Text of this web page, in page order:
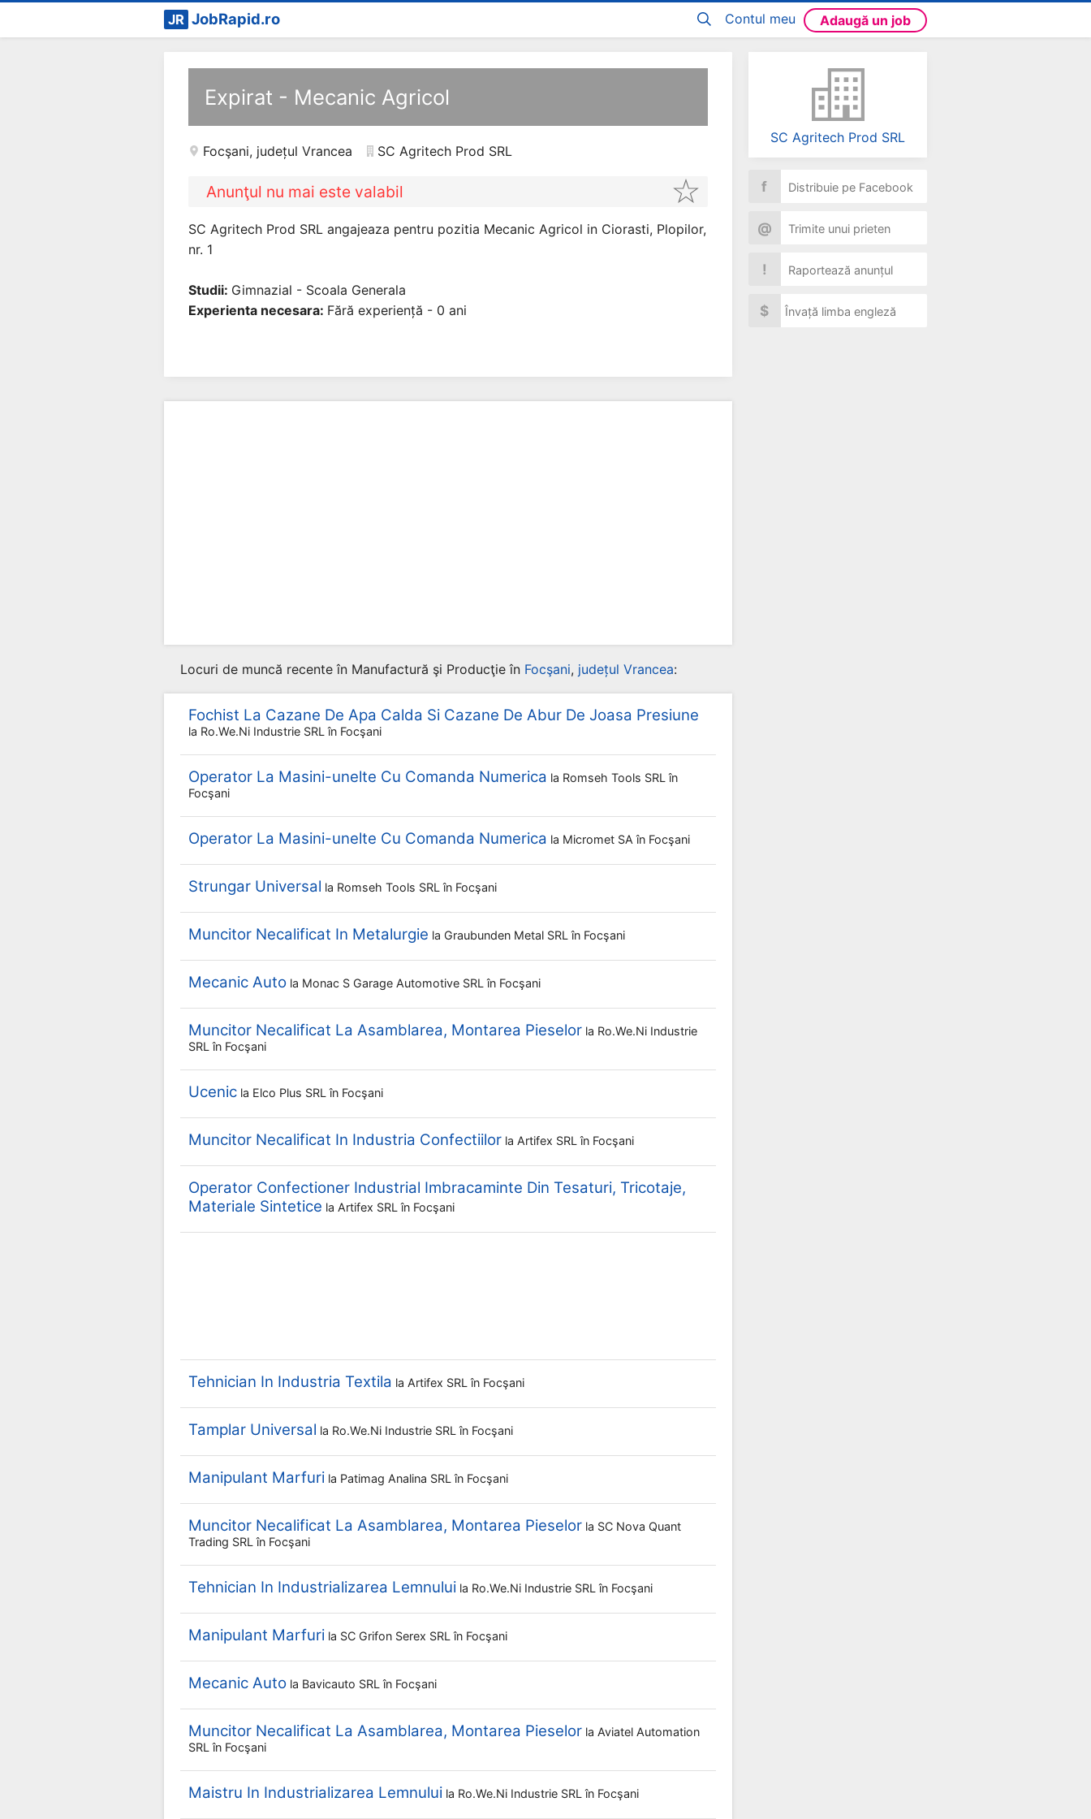
Contul meu Adaugă un job
JR JobRapid.ro
Expirat - Mecanic Agricol
Focşani, județul Vrancea SC Agritech Prod SRL
Anunţul nu mai este valabil
SC Agritech Prod SRL angajeaza pentru pozitia Mecanic Agricol in Ciorasti, Plopilor,
nr. 1
Studii: Gimnazial - Scoala Generala
Experienta necesara: Fără experiență - 0 ani
SC Agritech Prod SRL
f Distribuie pe Facebook
@ Trimite unui prieten
! Raportează anunțul
$ Învață limba engleză
Locuri de muncă recente în Manufactură şi Producţie în Focşani, județul Vrancea:
Fochist La Cazane De Apa Calda Si Cazane De Abur De Joasa Presiune
la Ro.we.ni Industrie SRL în Focşani
Operator La Masini-unelte Cu Comanda Numerica la Romseh Tools SRL în
Focşani
Operator La Masini-unelte Cu Comanda Numerica la Micromet SA în Focşani
Strungar Universal la Romseh Tools SRL în Focşani
Muncitor Necalificat In Metalurgie la Graubunden Metal SRL în Focşani
Mecanic Auto la Monac S Garage Automotive SRL în Focşani
Muncitor Necalificat La Asamblarea, Montarea Pieselor la Ro.we.ni Industrie
SRL în Focşani
Ucenic la Elco Plus SRL în Focşani
Muncitor Necalificat In Industria Confectiilor la Artifex SRL în Focşani
Operator Confectioner Industrial Imbracaminte Din Tesaturi, Tricotaje,
Materiale Sintetice la Artifex SRL în Focşani
Tehnician In Industria Textila la Artifex SRL în Focşani
Tamplar Universal la Ro.we.ni Industrie SRL în Focşani
Manipulant Marfuri la Patimag Analina SRL în Focşani
Muncitor Necalificat La Asamblarea, Montarea Pieselor la SC Nova Quant
Trading SRL în Focşani
Tehnician In Industrializarea Lemnului la Ro.we.ni Industrie SRL în Focşani
Manipulant Marfuri la SC Grifon Serex SRL în Focşani
Mecanic Auto la Bavicauto SRL în Focşani
Muncitor Necalificat La Asamblarea, Montarea Pieselor la Aviatel Automation
SRL în Focşani
Maistru In Industrializarea Lemnului la Ro.we.ni Industrie SRL în Focşani